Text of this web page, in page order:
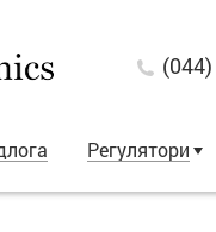
Регулятори